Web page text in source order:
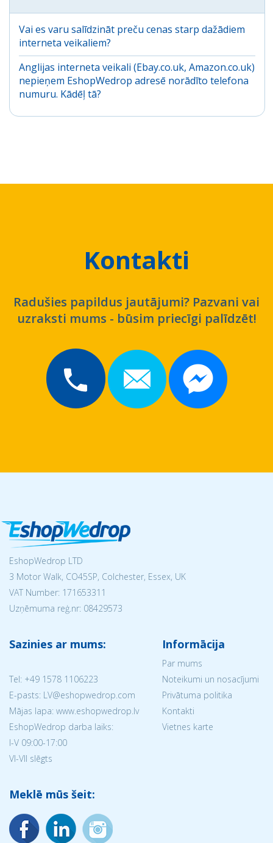
Vai es varu salīdzināt preču cenas starp dažādiem
interneta veikaliem?
Anglijas interneta veikali (Ebay.co.uk, Amazon.co.uk)
nepieņem EshopWedrop adresē norādīto telefona
numuru. Kādēļ tā?
Kontakti
Radušies papildus jautājumi? Pazvani vai
uzraksti mums - būsim priecīgi palīdzēt!
EshopWedrop LTD
3 Motor Walk, CO45SP, Colchester, Essex, UK
VAT Number: 171653311
Uzņēmuma reģ.nr: 08429573
Sazinies ar mums:
Tel: +49 1578 1106223
E-pasts: LV@eshopwedrop.com
Mājas lapa: www.eshopwedrop.lv
EshopWedrop darba laiks:
I-V 09:00-17:00
VI-VII slēgts
Informācija
Par mums
Noteikumi un nosacījumi
Privātuma politika
Kontakti
Vietnes karte
Meklē mūs šeit: